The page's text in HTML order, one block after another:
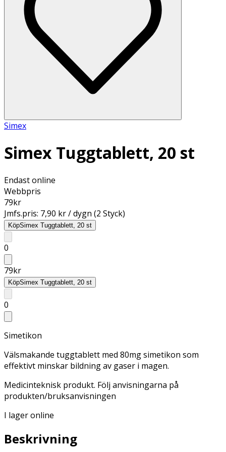
Simex
Simex Tuggtablett, 20 st
Endast online
Webbpris
79kr
Jmfs.pris: 7,90 kr / dygn (2 Styck)
KöpSimex Tuggtablett, 20 st
0
79kr
KöpSimex Tuggtablett, 20 st
0
Simetikon
Välsmakande tuggtablett med 80mg simetikon som
effektivt minskar bildning av gaser i magen.
Medicinteknisk produkt. Följ anvisningarna på
produkten/bruksanvisningen
I lager online
Beskrivning